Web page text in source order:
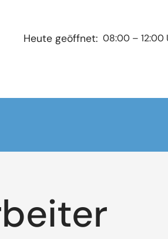
Heute geöffnet: 08:00 – 12:00